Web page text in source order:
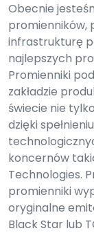
Obecnie
promienników,
infrastrukturę
najlepszych
Promienniki
zakładzie
świecie nie
dzięki
koncernów
Technologies.
promienniki
oryginalne
Black Star lub